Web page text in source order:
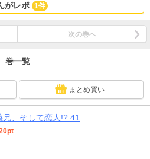
がレポ 1件
次の巻へ
巻一覧
まとめ買い
兄、そして恋人!? 41